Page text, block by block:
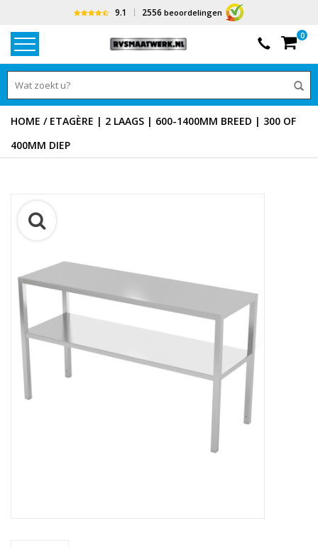
9.1 2556 beoordelingen
0
HOME / ETAGÈRE | 2 LAAGS | 600-1400MM BREED | 300 OF
400MM DIEP